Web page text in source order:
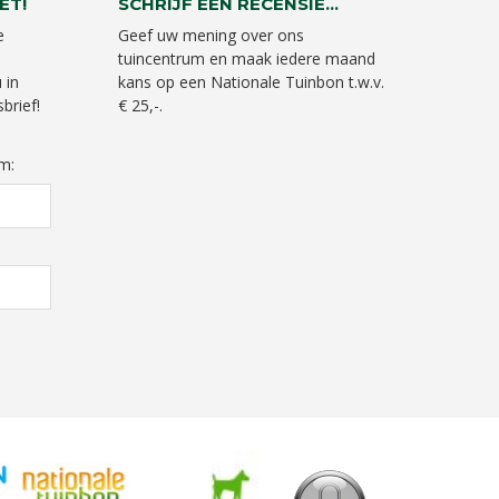
in
Geef uw mening over ons
tuincentrum en maak iedere maand
kans op een Nationale Tuinbon t.w.v.
€ 25,-.